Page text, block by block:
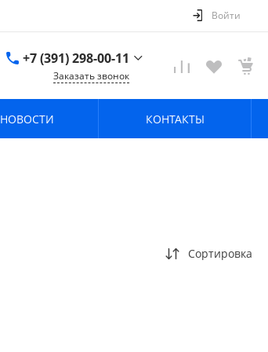
Войти
+7 (391) 298-00-11
г. Красноярск, пер.
Заказать звонок
НОВОСТИ КОНТАКТЫ
Сортировка